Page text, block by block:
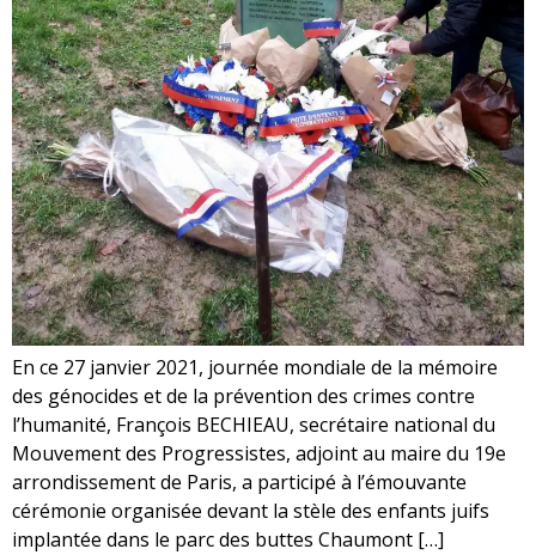
En ce 27 janvier 2021, journée mondiale de la mémoire
des génocides et de la prévention des crimes contre
l’humanité, François BECHIEAU, secrétaire national du
Mouvement des Progressistes, adjoint au maire du 19e
arrondissement de Paris, a participé à l’émouvante
cérémonie organisée devant la stèle des enfants juifs
implantée dans le parc des buttes Chaumont […]